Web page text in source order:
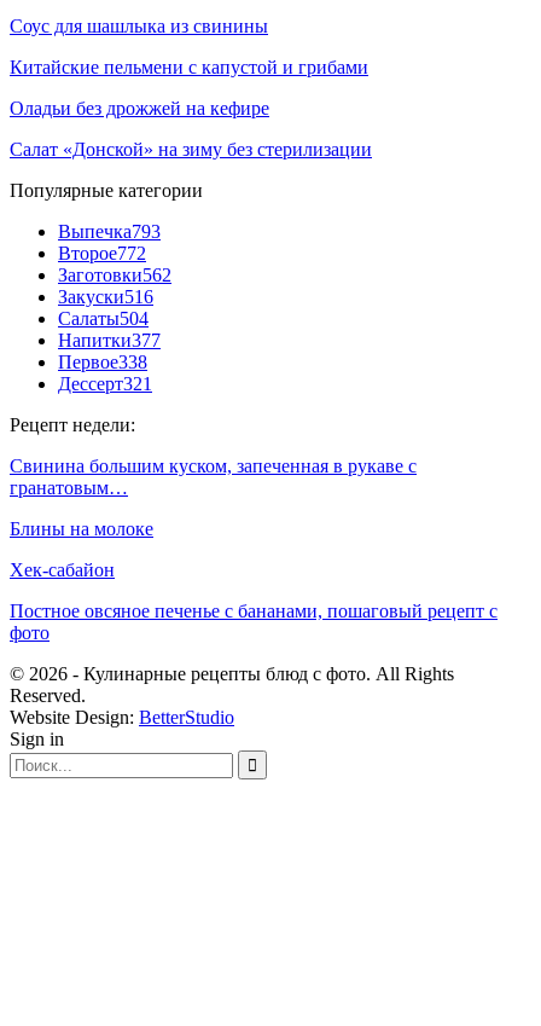
Соус для шашлыка из свинины
Китайские пельмени с капустой и грибами
Оладьи без дрожжей на кефире
Салат «Донской» на зиму без стерилизации
Популярные категории
Выпечка793
Второе772
Заготовки562
Закуски516
Салаты504
Напитки377
Первое338
Дессерт321
Рецепт недели:
Свинина большим куском, запеченная в рукаве с
гранатовым…
Блины на молоке
Хек-сабайон
Постное овсяное печенье с бананами, пошаговый рецепт с
фото
© 2026 - Кулинарные рецепты блюд с фото. All Rights
Reserved.
Website Design: BetterStudio
Sign in